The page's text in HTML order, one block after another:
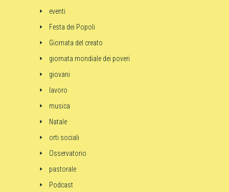
eventi
Festa dei Popoli
Giornata del creato
giornata mondiale dei poveri
giovani
lavoro
musica
Natale
orti sociali
Osservatorio
pastorale
Podcast